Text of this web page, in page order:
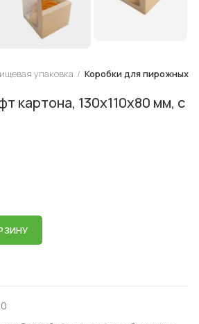
упаковка Коробки для пирожных
картона, 130х110х80 мм, с